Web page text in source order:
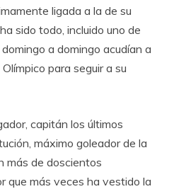
ligada a la de su
sido todo, incluido uno de
a domingo acudían a
para seguir a su
capitán los últimos
máximo goleador de la
más de doscientos
que más veces ha vestido la